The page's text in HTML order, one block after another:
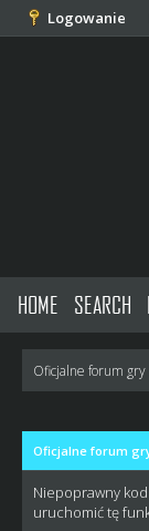
Logowanie
HOME SEARCH
Oficjalne forum
Oficjalne forum
Niepoprawny
uruchomić tę